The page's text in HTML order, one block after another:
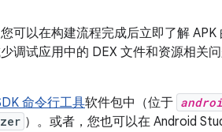
可以在构建流程完成后立即了解
调试应用中的 DEX 文件和资源相关
命令行工具软件包中（位于
）。或者，您也可以在 Android